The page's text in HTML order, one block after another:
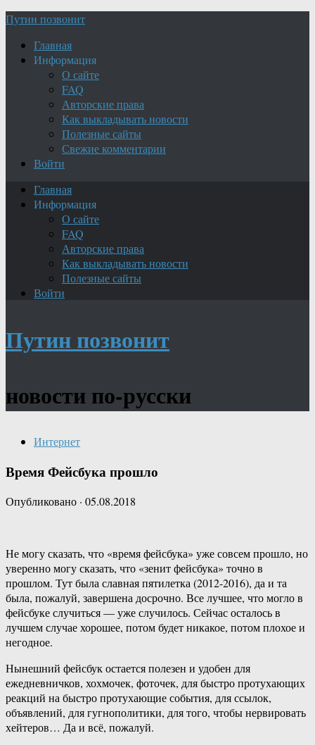
Путин позвонит
Главная
Информация
О сайте
FAQ
Авторские права
Как выкладывать новости
Полезные сайты
Свежие комментарии
Войти
Главная
Информация
О сайте
FAQ
Авторские права
Как выкладывать новости
Полезные сайты
Войти
Путин позвонит
новости по-русски
Интернет
Время Фейсбука прошло
Опубликовано · 05.08.2018
Не могу сказать, что «время фейсбука» уже совсем прошло, но
уверенно могу сказать, что «зенит фейсбука» точно в
прошлом. Тут была славная пятилетка (2012-2016), да и та
была, пожалуй, завершена досрочно. Все лучшее, что могло в
фейсбуке случиться — уже случилось. Сейчас осталось в
лучшем случае хорошее, потом будет никакое, потом плохое и
негодное.
Нынешний фейсбук остается полезен и удобен для
ежедневничков, хохмочек, фоточек, для быстро протухающих
реакций на быстро протухающие события, для ссылок,
объявлений, для гугнополитики, для того, чтобы нервировать
хейтеров… Да и всё, пожалуй.